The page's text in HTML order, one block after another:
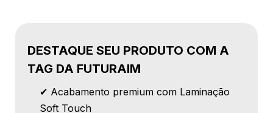
DESTAQUE SEU PRODUTO COM A
TAG DA FUTURAIM
✔ Acabamento premium com Laminação
Soft Touch